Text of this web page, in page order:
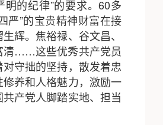
明的纪律”的要求。60多
严”的宝贵精神财富在接
辉。焦裕禄、谷文昌、
清……这些优秀共产党员
守拙的坚持，散发着忠
养和人格魅力，激励一
产党人脚踏实地、担当